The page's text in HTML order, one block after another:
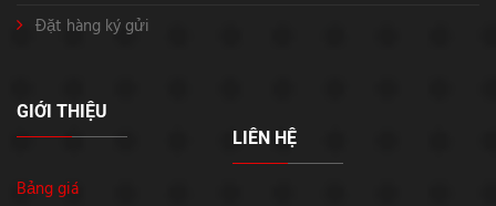
Đặt hàng ký gửi
GIỚI THIỆU
Bảng giá
LIÊN HỆ